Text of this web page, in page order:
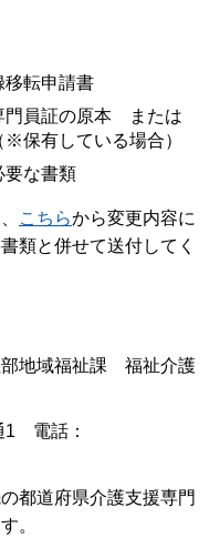
移転申請書
門員証の原本 または
保有している場合）
要な書類
こちらから変更内容に
類と併せて送付してく
部地域福祉課 福祉介護
1 電話：
都道府県介護支援専門
。